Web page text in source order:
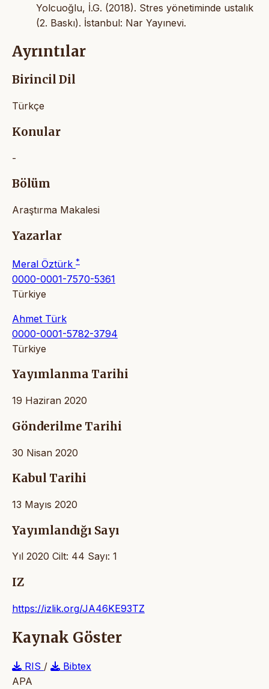
Ayrıntılar
Birincil Dil
Türkçe
Konular
-
Bölüm
Araştırma Makalesi
Yazarlar
Meral Öztürk *
0000-0001-7570-5361
Türkiye
Ahmet Türk
0000-0001-5782-3794
Türkiye
Yayımlanma Tarihi
19 Haziran 2020
Gönderilme Tarihi
30 Nisan 2020
Kabul Tarihi
13 Mayıs 2020
Yayımlandığı Sayı
Yıl 2020 Cilt: 44 Sayı: 1
IZ
https://izlik.org/JA46KE93TZ
Kaynak Göster
RIS /
Bibtex
APA